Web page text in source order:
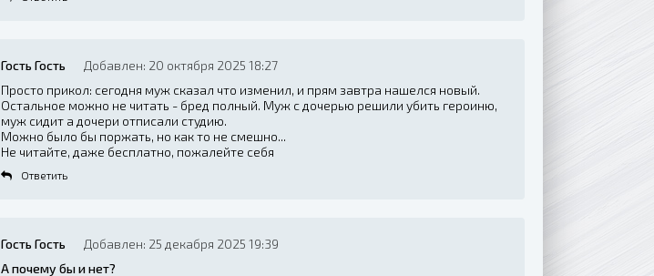
Гость Гость
Добавлен: 20 октября 2025 18:27
Просто прикол: сегодня муж сказал что изменил, и прям завтра нашелся новый.
Остальное можно не читать - бред полный. Муж с дочерью решили убить героиню,
муж сидит а дочери отписали студию.
Можно было бы поржать, но как то не смешно...
Не читайте, даже бесплатно, пожалейте себя
Ответить
Гость Гость
Добавлен: 25 декабря 2025 19:39
А почему бы и нет?